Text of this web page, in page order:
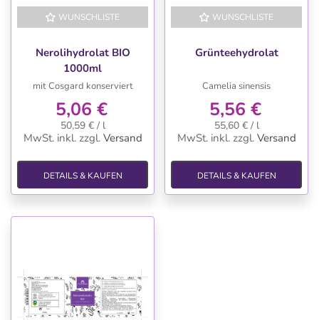
WUNSCHLISTE
Nerolihydrolat BIO
1000ml
mit Cosgard konserviert
5,06 €
50,59 € / l
MwSt. inkl. zzgl. Versand
DETAILS & KAUFEN
WUNSCHLISTE
Grünteehydrolat
Camelia sinensis
5,56 €
55,60 € / l
MwSt. inkl. zzgl. Versand
DETAILS & KAUFEN